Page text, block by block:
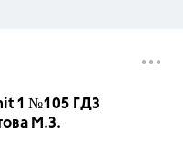
1 №105 ГДЗ
М.З.